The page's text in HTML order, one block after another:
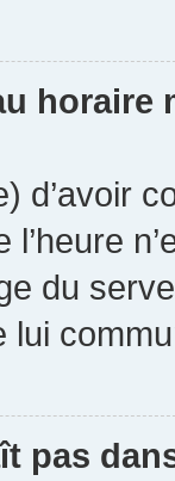
horaire
d’avoir
l’heure
du
lui
pas